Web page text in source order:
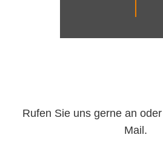
Rufen Sie uns gerne an
Mail.